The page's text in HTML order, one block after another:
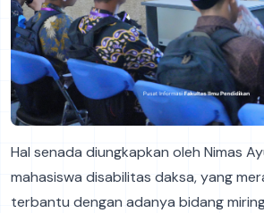
Hal senada diungkapkan oleh Nimas
mahasiswa disabilitas daksa, yang
terbantu dengan adanya bidang